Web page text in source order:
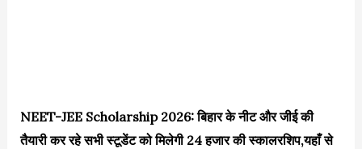
NEET-JEE Scholarship 2026: बिहार के नीट और जीई की
तैयारी कर रहे सभी स्टूडेंट को मिलेगी 24 हजार की स्कालरशिप,यहाँ से